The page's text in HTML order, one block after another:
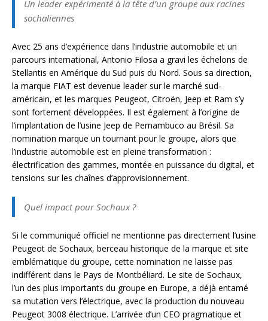
Un leader expérimenté à la tête d’un groupe aux racines
sochaliennes
Avec 25 ans d’expérience dans l’industrie automobile et un
parcours international, Antonio Filosa a gravi les échelons de
Stellantis en Amérique du Sud puis du Nord. Sous sa direction,
la marque FIAT est devenue leader sur le marché sud-
américain, et les marques Peugeot, Citroën, Jeep et Ram s’y
sont fortement développées. Il est également à l’origine de
l’implantation de l’usine Jeep de Pernambuco au Brésil. Sa
nomination marque un tournant pour le groupe, alors que
l’industrie automobile est en pleine transformation :
électrification des gammes, montée en puissance du digital, et
tensions sur les chaînes d’approvisionnement.
Quel impact pour Sochaux ?
Si le communiqué officiel ne mentionne pas directement l’usine
Peugeot de Sochaux, berceau historique de la marque et site
emblématique du groupe, cette nomination ne laisse pas
indifférent dans le Pays de Montbéliard. Le site de Sochaux,
l’un des plus importants du groupe en Europe, a déjà entamé
sa mutation vers l’électrique, avec la production du nouveau
Peugeot 3008 électrique. L’arrivée d’un CEO pragmatique et